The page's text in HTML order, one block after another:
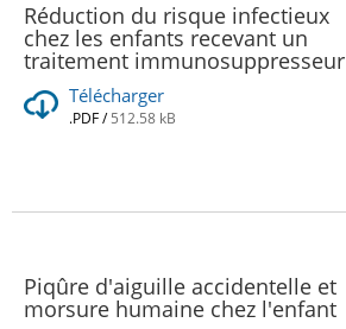
Réduction du risque infectieux
chez les enfants recevant un
traitement immunosuppresseur
Télécharger
.PDF/512.58 kB
Piqûre d'aiguille accidentelle et
morsure humaine chez l'enfant